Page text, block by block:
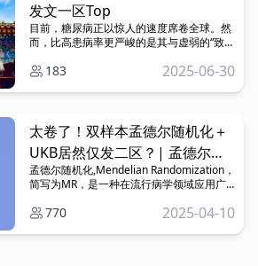
发文一区Top
目前，糖尿病正以惊人的速度席卷全球。然
而，比高患病率更严峻的是其与虚弱的“致命
究多局限于单一队列或高质量荟萃分析，且
183 2025-06-30
太卷了！双样本孟德尔随机化＋
UKB居然仅发二区？| 孟德尔随
机化周报（2.23-3.1）
孟德尔随机化,Mendelian Randomization，
简写为MR，是一种在流行病学领域应用广
能轻装上阵写文章，甚至是高质量的论文
770 2025-04-10